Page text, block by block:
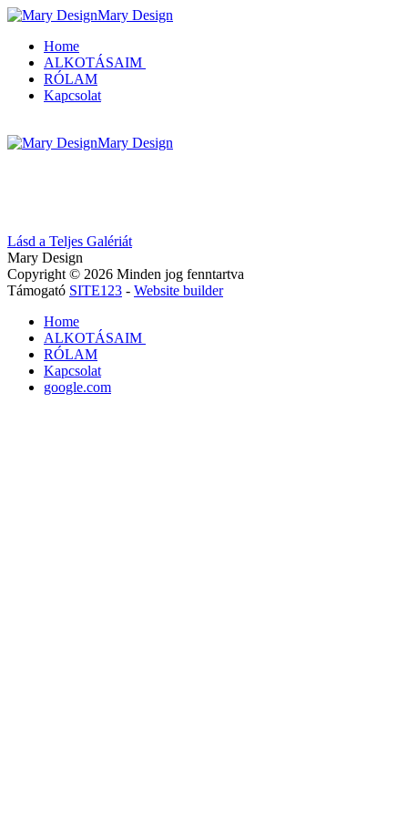
Mary Design
Home
ALKOTÁSAIM
RÓLAM
Kapcsolat
Mary Design
Lásd a Teljes Galériát
Mary Design
Copyright © 2026 Minden jog fenntartva
Támogató SITE123 - Website builder
Home
ALKOTÁSAIM
RÓLAM
Kapcsolat
google.com